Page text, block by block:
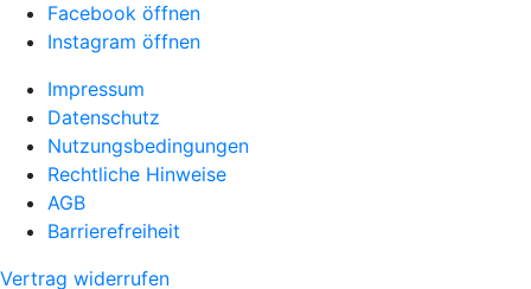
Facebook öffnen
Instagram öffnen
Impressum
Datenschutz
Nutzungsbedingungen
Rechtliche Hinweise
AGB
Barrierefreiheit
Vertrag widerrufen